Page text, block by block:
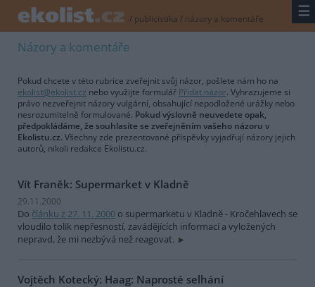
/ publicistika / názory a komentáře ☰
Názory a komentáře
Pokud chcete v této rubrice zveřejnit svůj názor, pošlete nám ho na
ekolist@ekolist.cz nebo využijte formulář Přidat názor. Vyhrazujeme si
právo nezveřejnit názory vulgární, obsahující nepodložené urážky nebo
nesrozumitelně formulované. Pokud výslovně neuvedete opak,
předpokládáme, že souhlasíte se zveřejněním vašeho názoru v
Ekolistu.cz. Všechny zde prezentované příspěvky vyjadřují názory jejich
autorů, nikoli redakce Ekolistu.cz.
Vít Franěk: Supermarket v Kladně
29.11.2000
Do článku z 27. 11. 2000 o supermarketu v Kladně - Kročehlavech se
vloudilo tolik nepřesností, zavádějících informací a vyložených
nepravd, že mi nezbývá než reagovat.
Vojtěch Kotecký: Haag: Naprosté selhání